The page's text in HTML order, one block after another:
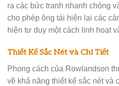
ra các bức tranh nhanh chóng
cho phép ông tái hiện lại các
hiện tư duy một cách linh hoạt
Thiết Kế Sắc Nét và Chi Tiết
Phong cách của Rowlandson
về khả năng thiết kế sắc nét và